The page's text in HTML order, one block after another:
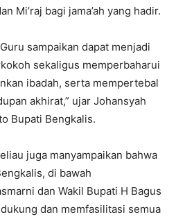
Mi’raj bagi jama’ah yang hadir.
sampaikan dapat menjadi
sekaligus memperbaharui
ibadah, serta mempertebal
akhirat,” ujar Johansyah
Bupati Bengkalis.
juga manyampaikan bahwa
di bawah
dan Wakil Bupati H Bagus
dan memfasilitasi semua